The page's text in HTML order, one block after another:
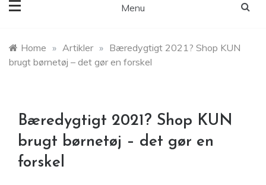
Menu
Home » Artikler » Bæredygtigt 2021? Shop KUN
brugt børnetøj – det gør en forskel
Bæredygtigt 2021? Shop KUN
brugt børnetøj – det gør en
forskel